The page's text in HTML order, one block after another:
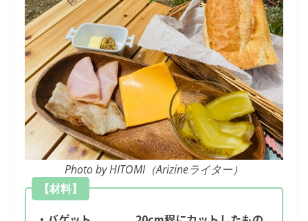
Photo by HITOMI（Arizineライター）
【材料】